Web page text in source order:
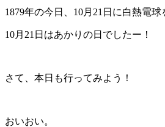
1879年の今日、10月21日に白熱電
10月21日はあかりの日でしたー！
さて、本日も行ってみよう！
おいおい。